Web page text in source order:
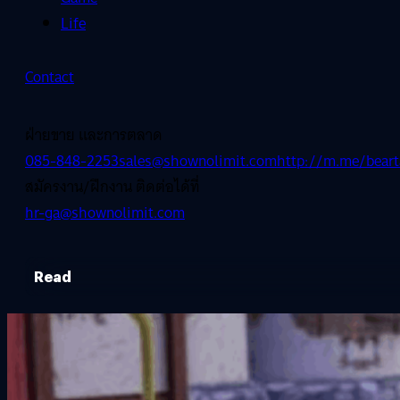
Life
Contact
ฝ่ายขาย และการตลาด
085-848-2253sales@shownolimit.comhttp://m.me/
สมัครงาน/ฝึกงาน ติดต่อได้ที่
hr-ga@shownolimit.com
Read